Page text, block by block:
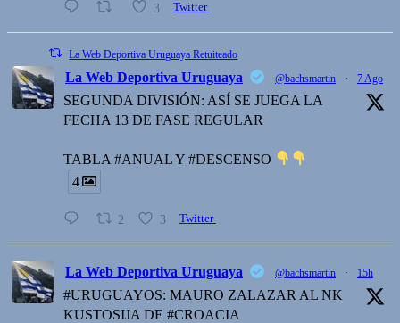
3 Twitter
La Web Deportiva Uruguaya Retuiteado
La Web Deportiva Uruguaya @bachsmartin · 7 Ago
SEGUNDA DIVISIÓN: ASÍ SE JUEGA LA
FECHA 13 DE FASE REGULAR
TABLA #ANUAL Y #DESCENSO
4
2 3 Twitter
La Web Deportiva Uruguaya @bachsmartin · 15h
#URUGUAYOS: MAURO ZALAZAR AL NK
KUSTOSIJA DE #CROACIA